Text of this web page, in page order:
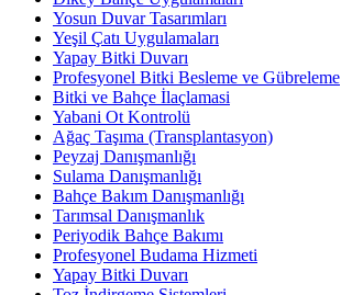
Yosun Duvar Tasarımları
Yeşil Çatı Uygulamaları
Yapay Bitki Duvarı
Profesyonel Bitki Besleme ve Gübreleme
Bitki ve Bahçe İlaçlamasi
Yabani Ot Kontrolü
Ağaç Taşıma (Transplantasyon)
Peyzaj Danışmanlığı
Sulama Danışmanlığı
Bahçe Bakım Danışmanlığı
Tarımsal Danışmanlık
Periyodik Bahçe Bakımı
Profesyonel Budama Hizmeti
Yapay Bitki Duvarı